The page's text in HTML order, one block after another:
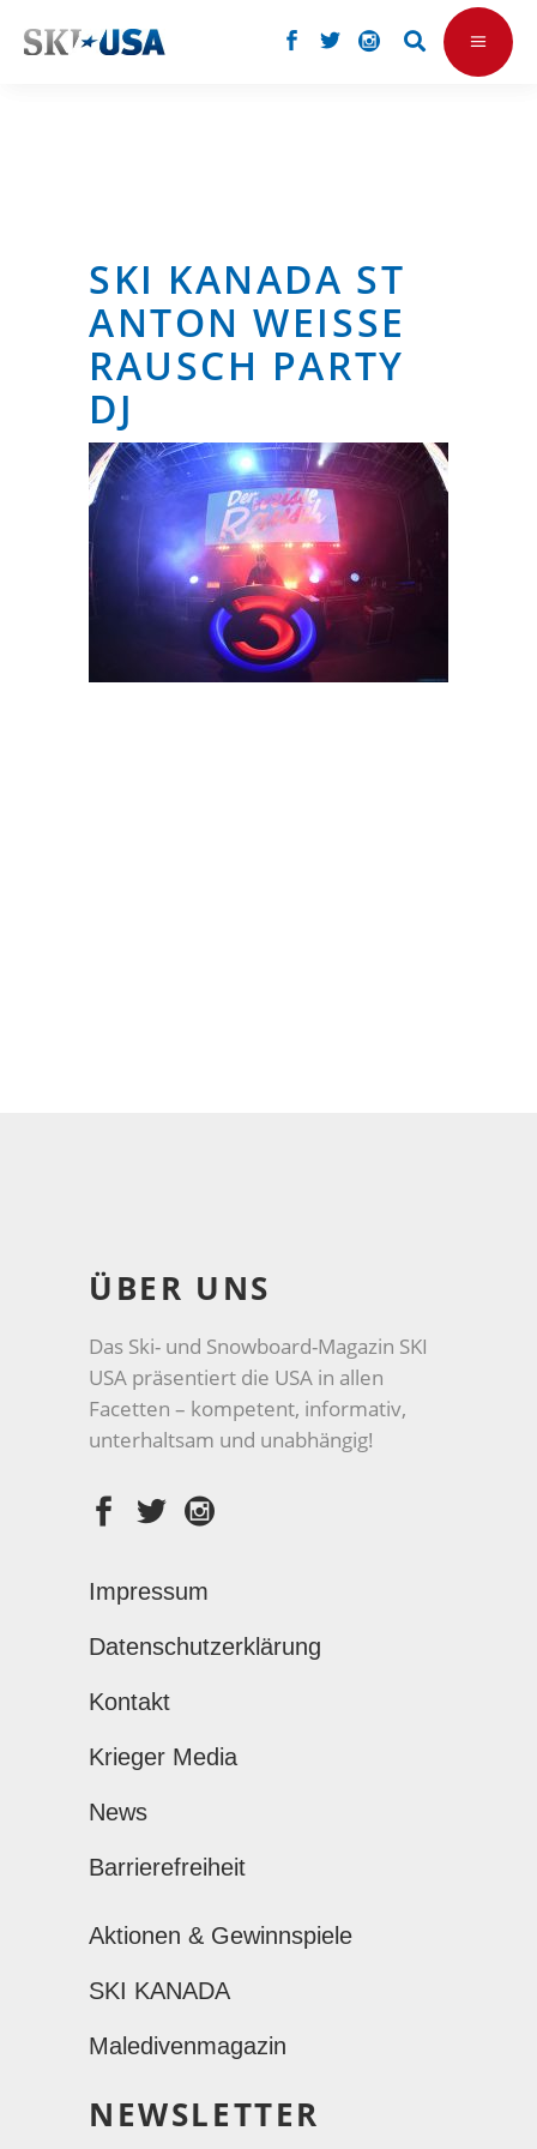
SKI KANADA ST
ANTON WEISSE
RAUSCH PARTY
DJ
ÜBER UNS
Das Ski- und Snowboard-Magazin SKI
USA präsentiert die USA in allen
Facetten – kompetent, informativ,
unterhaltsam und unabhängig!
Impressum
Datenschutzerklärung
Kontakt
Krieger Media
News
Barrierefreiheit
Aktionen & Gewinnspiele
SKI KANADA
Maledivenmagazin
NEWSLETTER